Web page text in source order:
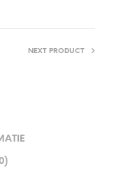
NEXT PRODUCT